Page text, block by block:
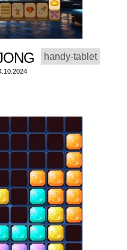
handy-tablet